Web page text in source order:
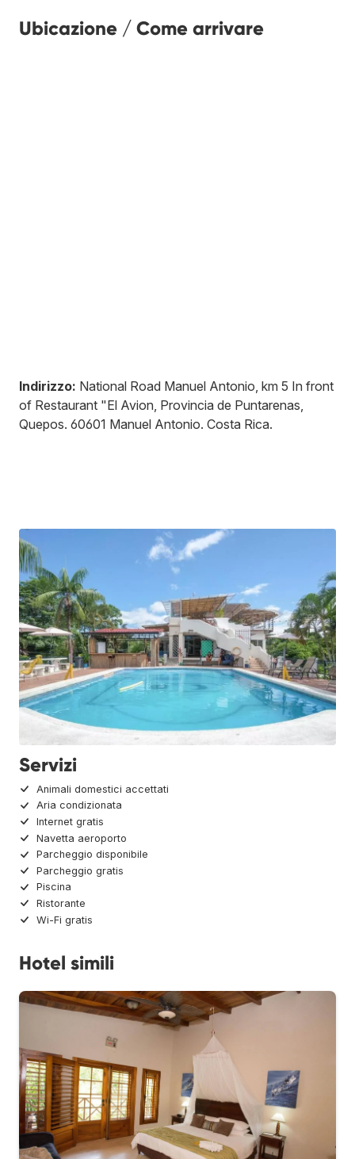
Ubicazione / Come arrivare
Indirizzo: National Road Manuel Antonio, km 5 In front
of Restaurant "El Avion, Provincia de Puntarenas,
Quepos. 60601 Manuel Antonio. Costa Rica.
Servizi
Animali domestici accettati
Aria condizionata
Internet gratis
Navetta aeroporto
Parcheggio disponibile
Parcheggio gratis
Piscina
Ristorante
Wi-Fi gratis
Hotel simili